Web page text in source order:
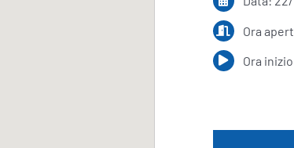
Ora
Ora